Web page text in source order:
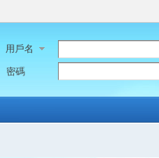
用戶名
密碼